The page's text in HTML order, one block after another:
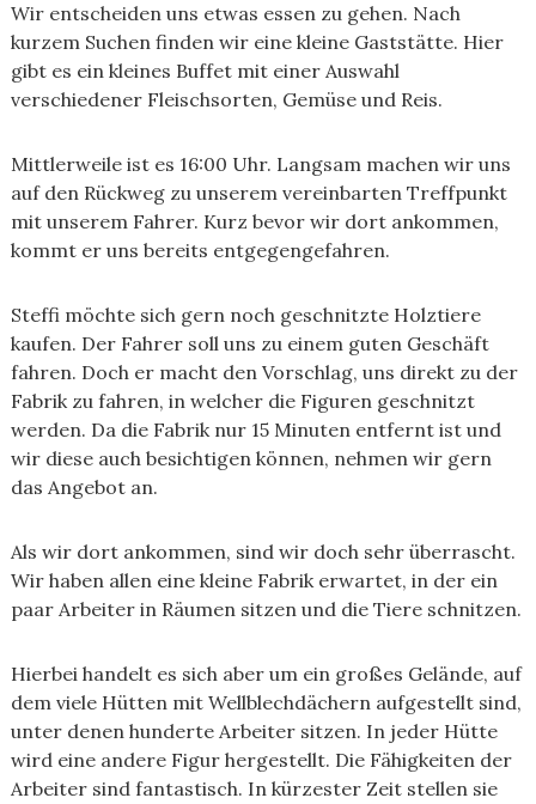
Wir entscheiden uns etwas essen zu gehen. Nach
kurzem Suchen finden wir eine kleine Gaststätte. Hier
gibt es ein kleines Buffet mit einer Auswahl
verschiedener Fleischsorten, Gemüse und Reis.
Mittlerweile ist es 16:00 Uhr. Langsam machen wir uns
auf den Rückweg zu unserem vereinbarten Treffpunkt
mit unserem Fahrer. Kurz bevor wir dort ankommen,
kommt er uns bereits entgegengefahren.
Steffi möchte sich gern noch geschnitzte Holztiere
kaufen. Der Fahrer soll uns zu einem guten Geschäft
fahren. Doch er macht den Vorschlag, uns direkt zu der
Fabrik zu fahren, in welcher die Figuren geschnitzt
werden. Da die Fabrik nur 15 Minuten entfernt ist und
wir diese auch besichtigen können, nehmen wir gern
das Angebot an.
Als wir dort ankommen, sind wir doch sehr überrascht.
Wir haben allen eine kleine Fabrik erwartet, in der ein
paar Arbeiter in Räumen sitzen und die Tiere schnitzen.
Hierbei handelt es sich aber um ein großes Gelände, auf
dem viele Hütten mit Wellblechdächern aufgestellt sind,
unter denen hunderte Arbeiter sitzen. In jeder Hütte
wird eine andere Figur hergestellt. Die Fähigkeiten der
Arbeiter sind fantastisch. In kürzester Zeit stellen sie